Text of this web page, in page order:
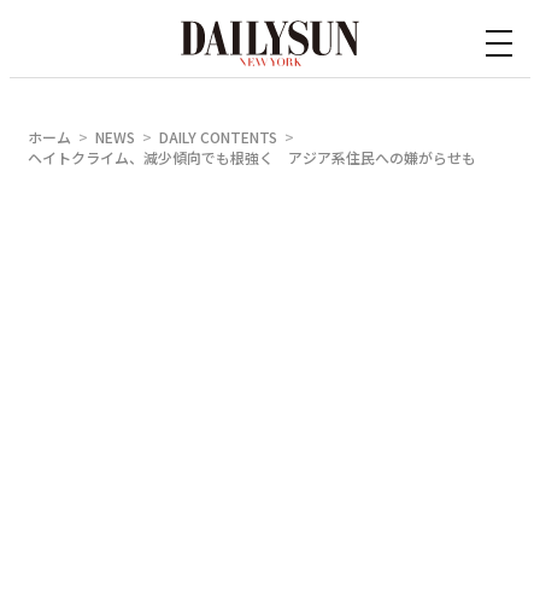
ホーム NEWS
DAILY CONTENTS
ヘイトクライム、減少傾向でも根強く アジア系住民への嫌がらせも